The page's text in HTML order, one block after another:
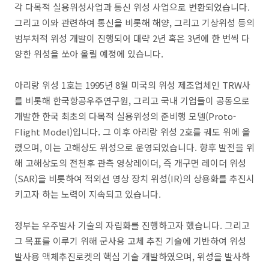
각 다목적 실용위성사업과 통신 위성 사업으로 변환되었습니다.
그리고 이와 관련하여 통신을 비롯해 해양, 그리고 기상위성 등의
범부처적 위성 개발이 진행되어 대략 2년 혹은 3년에 한 번씩 다
양한 위성을 쏘아 올릴 예정에 있습니다.
아리랑 위성 1호는 1995년 8월 미국의 위성 제조업체인 TRW사
를 비롯해 한국항공우주연구원, 그리고 국내 기업들이 공동으로
개발한 한국 최초의 다목적 실용위성의 준비행 모델(Proto-
Flight Model)입니다. 그 이후 아리랑 위성 2호를 궤도 위에 올
렸으며, 이는 고해상도 위성으로 운영되었습니다. 향후 발전을 위
해 고해상도의 전천후 관측 영상레이더, 즉 개구면 레이더 위성
(SAR)을 비롯하여 적외선 영상 장치 위성(IR)의 상용화를 추진시
키고자 하는 노력이 지속되고 있습니다.
정부는 우주발사 기술의 자립화를 진행하고자 했습니다. 그리고
그 목표를 이루기 위해 군사용 고체 추진 기술에 기반하여 위성
발사용 액체추진로켓의 핵심 기술 개발하였으며, 위성을 발사하